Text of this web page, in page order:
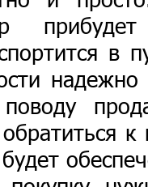
в
надежно
к